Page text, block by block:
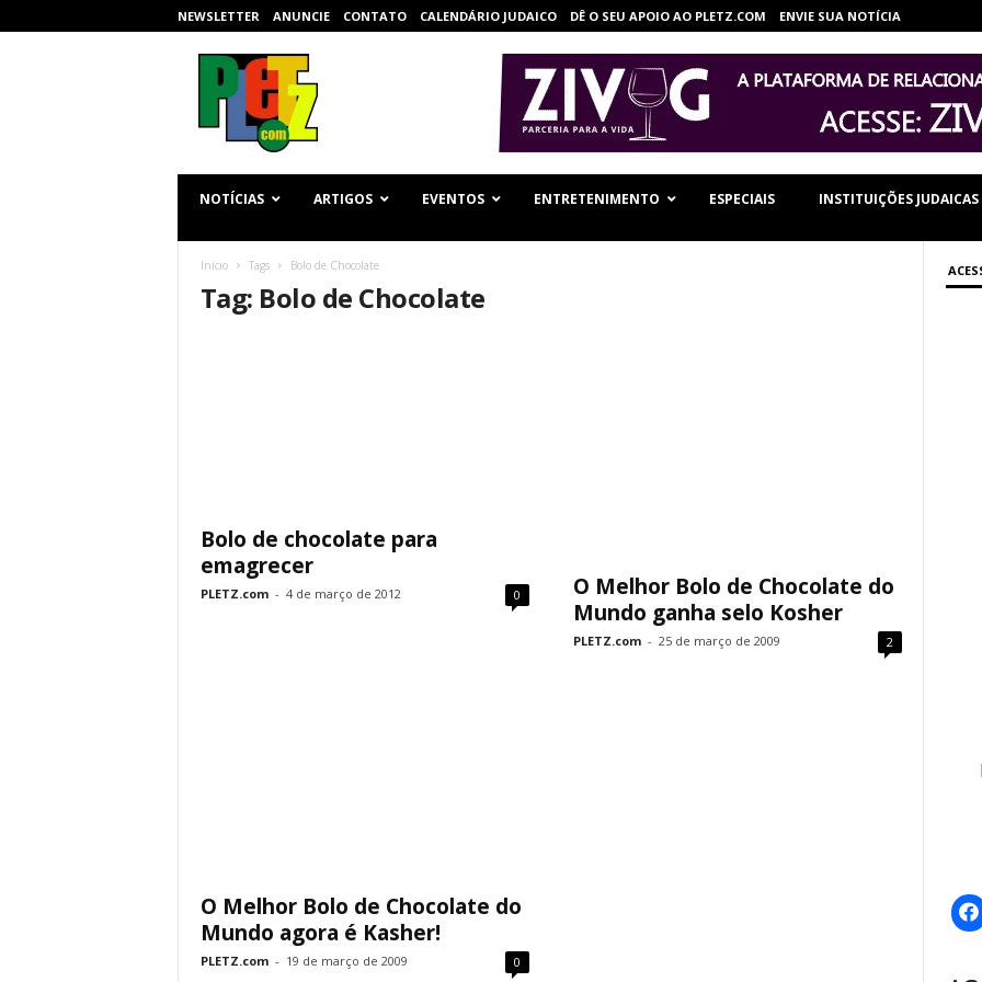
NEWSLETTER ANUNCIE CONTATO CALENDÁRIO JUDAICO DÊ O SEU APOIO AO PLETZ.COM ENVIE SUA NOTÍCIA
NOTÍCIAS ARTIGOS EVENTOS ENTRETENIMENTO ESPECIAIS INSTITUIÇÕES JUDAICAS
Início Tags Bolo de Chocolate
Tag: Bolo de Chocolate
Bolo de chocolate para
emagrecer
PLETZ.com - 4 de março de 2012 0
O Melhor Bolo de Chocolate do
Mundo ganha selo Kosher
PLETZ.com - 25 de março de 2009 2
O Melhor Bolo de Chocolate do
Mundo agora é Kasher!
PLETZ.com - 19 de março de 2009 0